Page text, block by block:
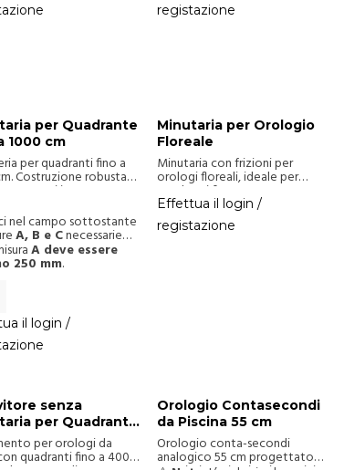
registazione
per Quadrante
1000 cm
per quadranti fino a
Costruzione robusta
in ottone,
nel campo sottostante
A, B e Cnecessarie
immagini per
il disegno tecnico).
A deve essere
250 mm.
il login /
Minutaria per Orologio
Floreale
Minutaria con frizioni per
orologi floreali, ideale per
quadranti fino a 1000 cm.
Realizzata in acciaio trattato
per esterni, con uscite in inox e
albero supportato da cuscinetti
Effettua il login /
registazione
senza
per Quadranti
400 cm
per orologi da
quadranti fino a 400
Orologio Contasecondi
da Piscina 55 cm
Orologio conta-secondi
analogico 55 cm progettato